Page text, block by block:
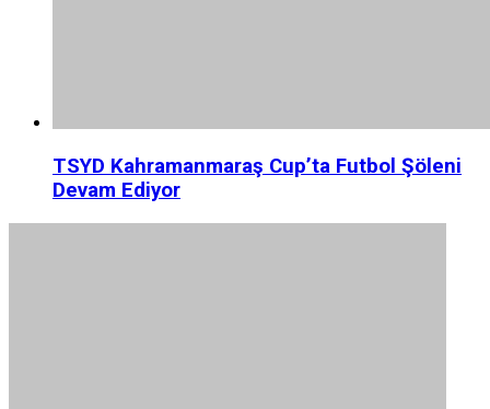
TSYD Kahramanmaraş Cup’ta Futbol Şöleni
Devam Ediyor